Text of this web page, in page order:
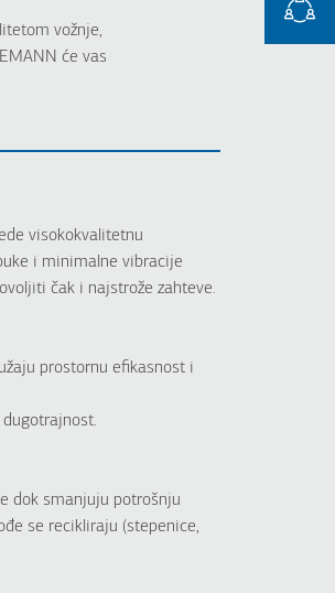
vožnje,
će vas
visokokvalitetnu
i minimalne vibracije
čak i najstrože zahteve.
prostornu efikasnost i
dok smanjuju potrošnju
se recikliraju (stepenice,